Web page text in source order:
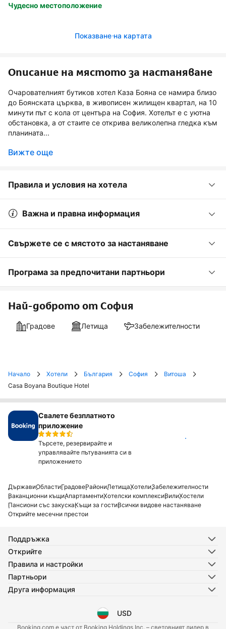
Чудесно местоположение
Показване на картата
Описание на мястото за настаняване
Очарователният бутиков хотел Каза Бояна се намира близо
до Боянската църква, в живописен жилищен квартал, на 10
минути път с кола от центъра на София. Хотелът е с уютна
обстановка, а от стаите се открива великолепна гледка към
планината...
Вижте още
Правила и условия на хотела
Важна и правна информация
Свържете се с мястото за настаняване
Програма за предпочитани партньори
Най-доброто от София
Градове Летища Забележителности
Начало Хотели България София
Витоша
Casa Boyana Boutique Hotel
Свалете безплатното
приложение
Търсете, резервирайте и
управлявайте пътуванията си в
приложението
Инсталирай
ДържавиОбластиГрадовеРайониЛетищаХотелиЗабележителности
Ваканционни къщиАпартаментиХотелски комплексиВилиХостели
Пансиони със закускаКъщи за гостиВсички видове настаняване
Открийте месечни престои
Поддръжка
Открийте
Правила и настройки
Партньори
Друга информация
Избор на език
USD
Избор на валута
Booking.com е част от Booking Holdings Inc. – световният лидер в